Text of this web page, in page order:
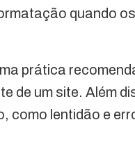
quando
prática
de um site. Além
como lentidão e